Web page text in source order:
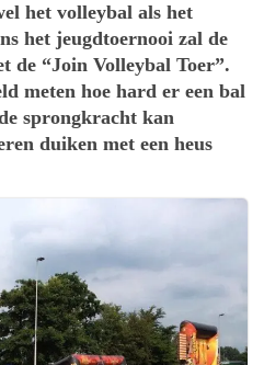
het volleybal als het
het jeugdtoernooi zal de
de “Join Volleybal Toer”.
meten hoe hard er een bal
sprongkracht kan
duiken met een heus